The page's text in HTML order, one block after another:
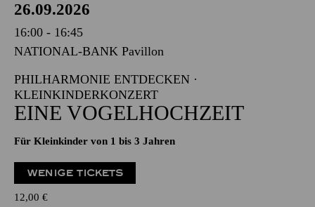
26.09.2026
16:00 - 16:45
NATIONAL-BANK Pavillon
PHILHARMONIE ENTDECKEN ·
KLEINKINDERKONZERT
EINE VOGELHOCHZEIT
Für Kleinkinder von 1 bis 3 Jahren
WENIGE TICKETS
12,00 €